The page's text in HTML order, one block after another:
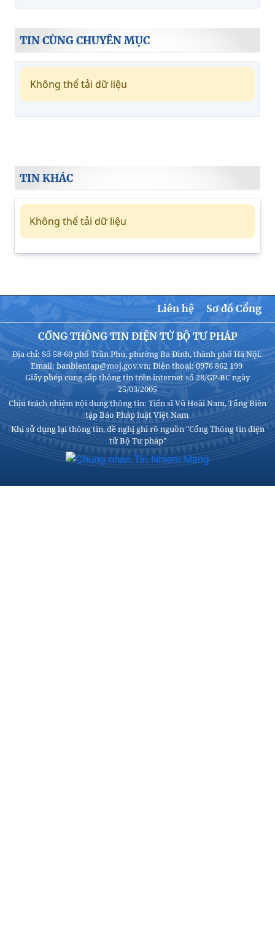
TIN CÙNG CHUYÊN MỤC
Không thể tải dữ liệu
TIN KHÁC
Không thể tải dữ liệu
Liên hệ Sơ đồ Cổng
CỔNG THÔNG TIN ĐIỆN TỬ BỘ TƯ PHÁP
Địa chỉ: Số 58-60 phố Trần Phú, phường Ba Đình, thành phố Hà Nội.
Email: banbientap@moj.gov.vn; Điện thoại: 0976 862 199
Giấy phép cung cấp thông tin trên internet số 28/GP-BC ngày
25/03/2005
Chịu trách nhiệm nội dung thông tin: Tiến sĩ Vũ Hoài Nam, Tổng Biên
tập Báo Pháp luật Việt Nam
Khi sử dụng lại thông tin, đề nghị ghi rõ nguồn "Cổng Thông tin điện
tử Bộ Tư pháp"